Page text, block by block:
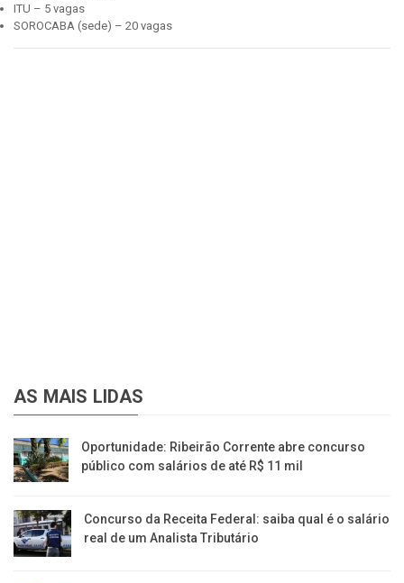
ITU – 5 vagas
SOROCABA (sede) – 20 vagas
AS MAIS LIDAS
Oportunidade: Ribeirão Corrente abre concurso
público com salários de até R$ 11 mil
Concurso da Receita Federal: saiba qual é o salário
real de um Analista Tributário